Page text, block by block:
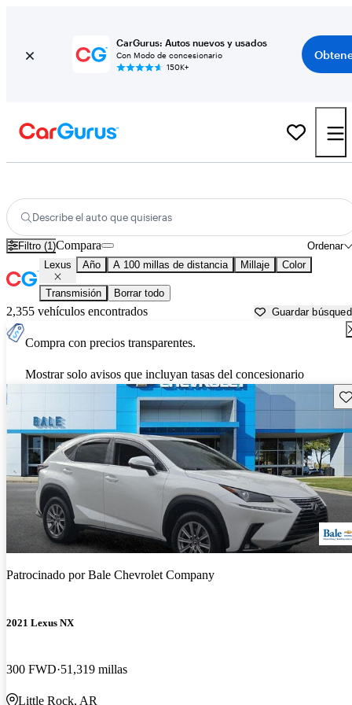
CarGurus: Autos nuevos y usados
Con Modo de concesionario
150K+
Describe el auto que quisieras
Filtro (1) Ordenar
Compara
Lexus Año A 100 millas de distancia Millaje Color
Transmisión Borrar todo
2,355 vehículos encontrados Guardar
Compra con precios transparentes.
Mostrar solo avisos que incluyan tasas del concesionario
Patrocinado porBale Chevrolet Company
2021 Lexus NX
300 FWD 51,319 millas
Little Rock, AR